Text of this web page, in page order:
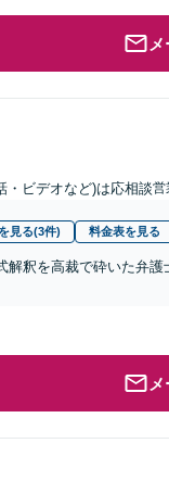
・ビデオなど)は応相談営
見る(3件) 料金表を見る
解釈を高裁で砕いた弁